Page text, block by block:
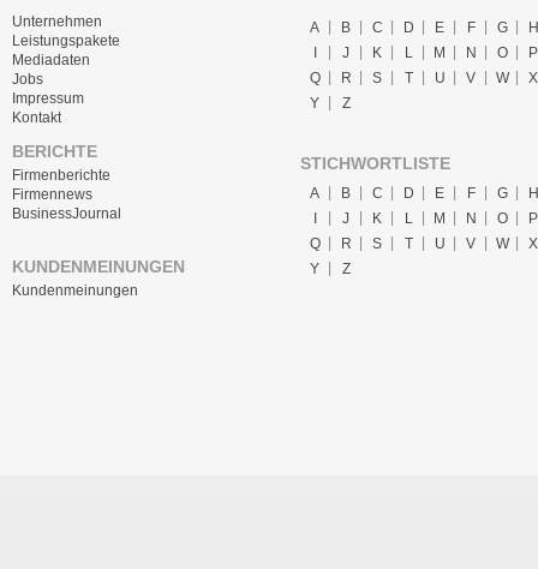
Unternehmen
Leistungspakete
Mediadaten
Jobs
Impressum
Kontakt
BERICHTE
Firmenberichte
Firmennews
BusinessJournal
KUNDENMEINUNGEN
Kundenmeinungen
A B C D E F G
H
J K L M N O
P
Q
R S T U V W
X
Y
Z
STICHWORTLISTE
A B C D E F G
H
J K L M N O
P
Q
R S T U V W
X
Y
Z